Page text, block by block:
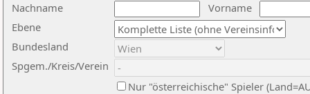
Nachname
Vorname
Ebene
Bundesland
Spgem./Kreis/Verein
Nur "österreichische" Spieler